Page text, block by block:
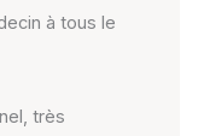
à tous le
très